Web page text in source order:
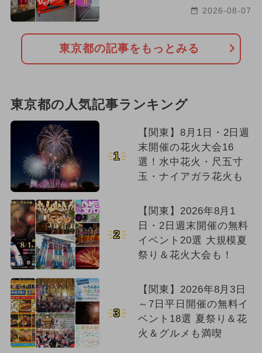
2026-08-07
東京都の記事をもっとみる
東京都の人気記事ランキング
1
【関東】8月1日・2日週
末開催の花火大会16
選！水中花火・尺五寸
玉・ナイアガラ花火も
2
【関東】2026年8月1
日・2日週末開催の無料
イベント20選 大規模夏
祭り＆花火大会も！
3
【関東】2026年8月3日
～7日平日開催の無料イ
ベント18選 夏祭り＆花
火＆グルメも満喫